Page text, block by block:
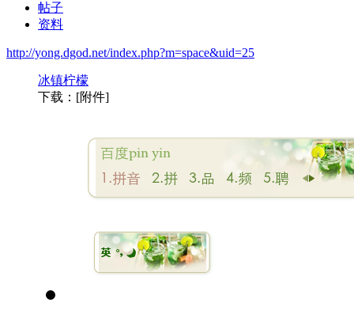
帖子
资料
http://yong.dgod.net/index.php?m=space&uid=25
冰镇柠檬
下载：[附件]